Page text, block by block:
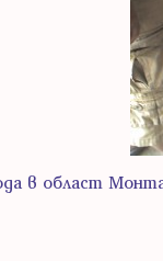
в област